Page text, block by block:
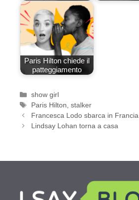
Paris Hilton chiede il
patteggiamento
Categorie
show girl
Tag
Paris Hilton,stalker
Francesca Lodo sbarca in Francia
Lindsay Lohan torna a casa